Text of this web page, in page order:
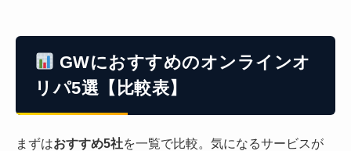
GWにおすすめのオンラインオ
リパ5選【比較表】
まずはおすすめ5社を一覧で比較。気になるサービスが